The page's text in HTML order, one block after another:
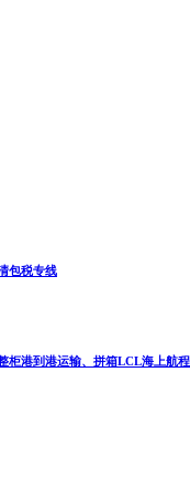
包税专线
柜港到港运输、拼箱LCL海上航